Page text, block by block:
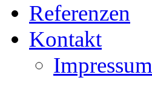
Referenzen
Kontakt
Impressum